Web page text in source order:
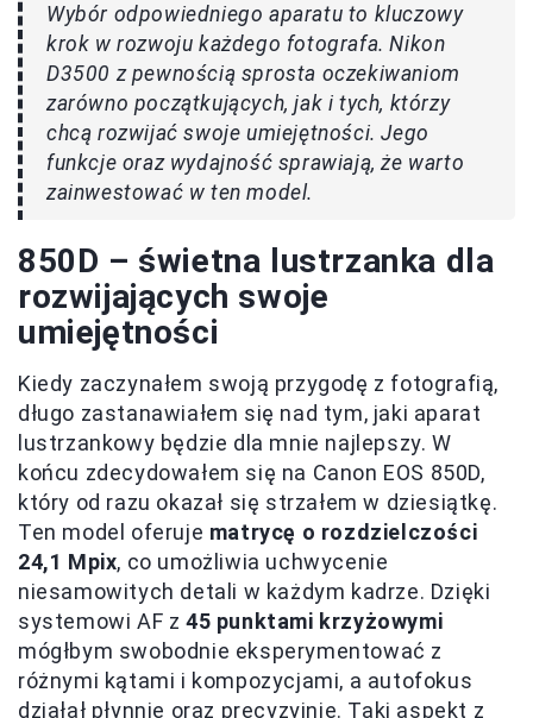
Wybór odpowiedniego aparatu to kluczowy
krok w rozwoju każdego fotografa. Nikon
D3500 z pewnością sprosta oczekiwaniom
zarówno początkujących, jak i tych, którzy
chcą rozwijać swoje umiejętności. Jego
funkcje oraz wydajność sprawiają, że warto
zainwestować w ten model.
850D – świetna lustrzanka dla
rozwijających swoje
umiejętności
Kiedy zaczynałem swoją przygodę z fotografią,
długo zastanawiałem się nad tym, jaki aparat
lustrzankowy będzie dla mnie najlepszy. W
końcu zdecydowałem się na Canon EOS 850D,
który od razu okazał się strzałem w dziesiątkę.
Ten model oferuje matrycę o rozdzielczości
24,1 Mpix, co umożliwia uchwycenie
niesamowitych detali w każdym kadrze. Dzięki
systemowi AF z 45 punktami krzyżowymi
mógłbym swobodnie eksperymentować z
różnymi kątami i kompozycjami, a autofokus
działał płynnie oraz precyzyjnie. Taki aspekt z